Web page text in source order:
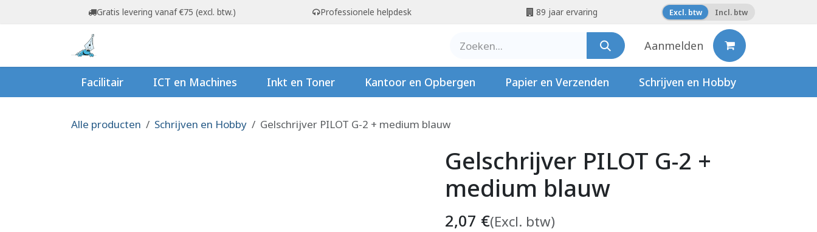
Overslaan naar inhoudGratis levering vanaf €75 (excl. btw.) Professionele helpdesk 89 jaar ervaring Excl. btw Incl. btw
Aanmelden
Facilitair ICT en Machines Inkt en Toner Kantoor en Opbergen Papier en Verzenden Schrijven en Hobby
Alle producten Schrijven en Hobby Gelschrijver PILOT G-2 + medium blauw
Gelschrijver PILOT G-2 +
medium blauw
2,07 €(Excl. btw)